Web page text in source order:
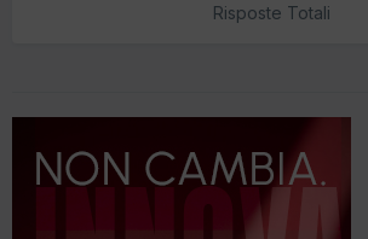
Risposte Totali